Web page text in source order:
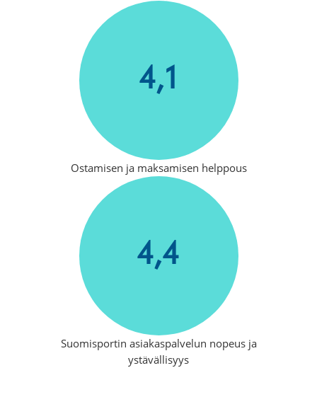
4,1
Ostamisen ja maksamisen helppous
4,4
Suomisportin asiakaspalvelun nopeus ja
ystävällisyys